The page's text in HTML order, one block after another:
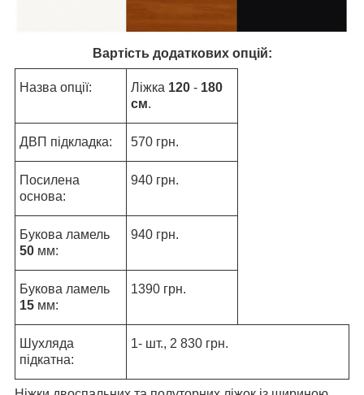
Вартість додаткових опцій:
Назва опції: Ліжка 120 - 180
см.
ДВП підкладка: 570 грн.
Посилена
основа:
940 грн.
Букова ламель
50 мм:
940 грн.
Букова ламель
15 мм:
1390 грн.
Шухляда
підкатна:
1- шт., 2 830 грн.